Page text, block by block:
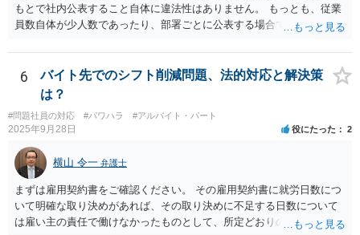
もとで社内公表すること自体に違法性はありません。 もっとも、従業
員数自体が少人数であったり、部署ごとに公表する場合で特定の部署
あり、その場合は違法性を帯びることになります。 少人数部署がある
場合はより大きなグループ（企業全体）単位での公表にする、結果数
をぼかして「約●％」とする等の工夫が、より特定回避に資するかもし
れません。
6
バイト先でのシフト削減問題、法的対応と解決策
は？
#問題社員の対応 #パワハラ #アルバイト・パート
2025年9月28日 役にたった 2
横山 令一 弁護士
まずは雇用契約書をご確認ください。 その雇用契約書に就労日数につ
いて明確な取り決めがあれば、その取り決めに不足する日数について
は雇い主の責任で働けなかったものとして、所定どおりの賃金（民法5